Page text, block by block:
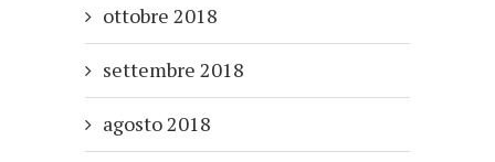
ottobre 2018
settembre 2018
agosto 2018